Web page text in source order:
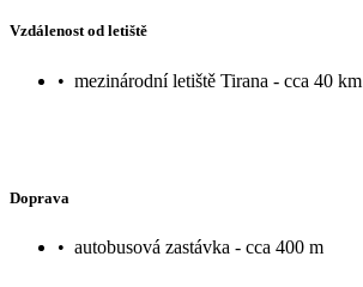
Vzdálenost od letiště
• mezinárodní letiště Tirana - cca 40 km
Doprava
• autobusová zastávka - cca 400 m